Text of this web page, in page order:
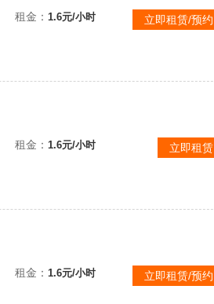
租金： 1.6元/小时 立即租赁/预约
租金： 1.6元/小时 立即租赁
租金： 1.6元/小时 立即租赁/预约